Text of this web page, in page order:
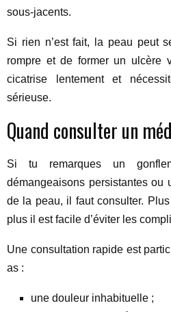
sous-jacents.
Si rien n’est fait, la peau peut
rompre et de former un ulcère
cicatrise lentement et
sérieuse.
Quand consulter un
Si tu remarques un
démangeaisons persistantes ou
de la peau, il faut consulter.
plus il est facile d’éviter les
Une consultation rapide est
as :
une douleur inhabituelle ;